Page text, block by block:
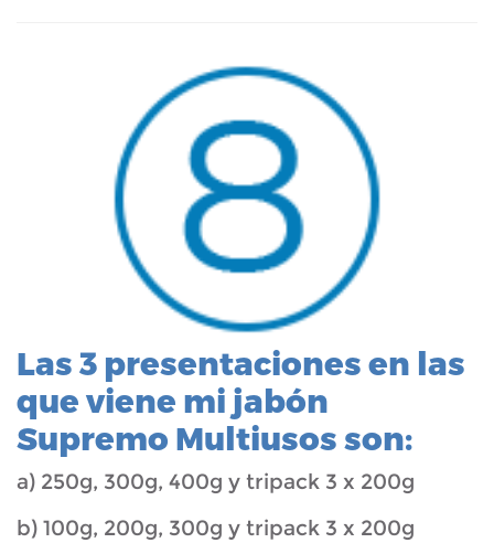
Las 3 presentaciones en las
que viene mi jabón
Supremo Multiusos son:
a) 250g, 300g, 400g y tripack 3 x 200g
b) 100g, 200g, 300g y tripack 3 x 200g